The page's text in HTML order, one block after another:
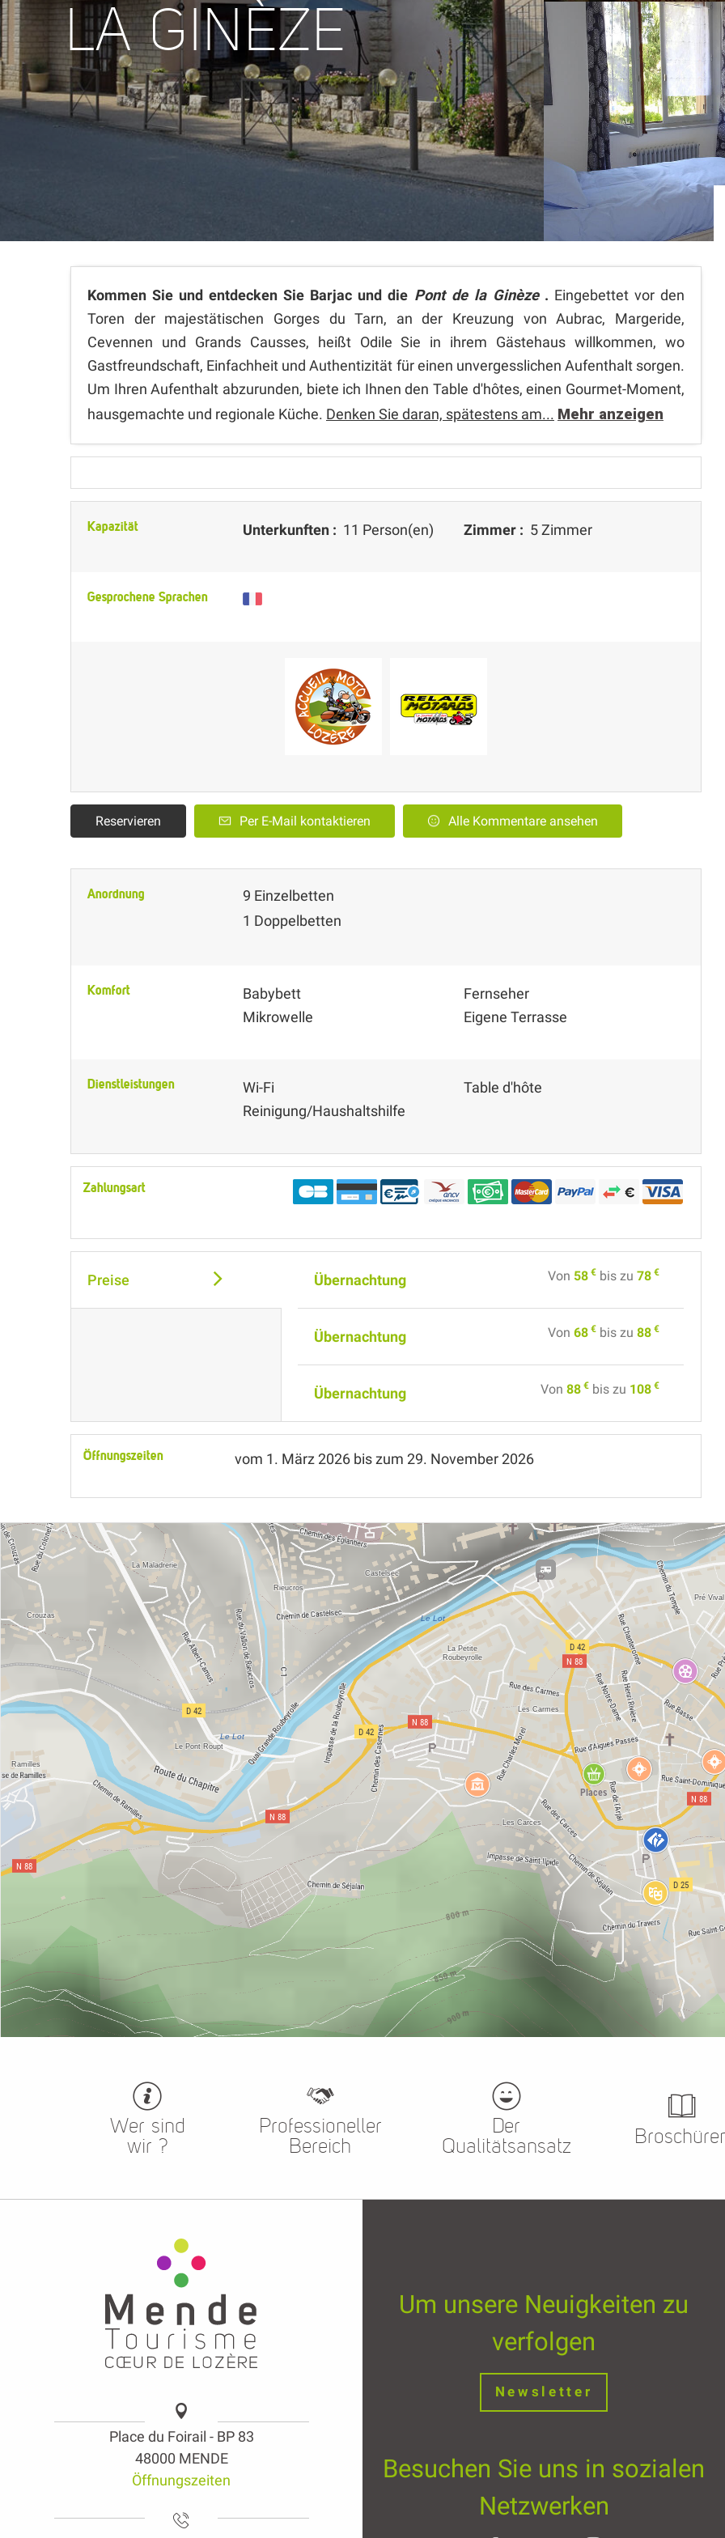
LA GINÈZE
Kommen Sie und entdecken Sie Barjac und die Pont de la Ginèze. Eingebettet vor den
Toren der majestätischen Gorges du Tarn, an der Kreuzung von Aubrac, Margeride,
Cevennen und Grands Causses, heißt Odile Sie in ihrem Gästehaus willkommen, wo
Gastfreundschaft, Einfachheit und Authentizität für einen unvergesslichen Aufenthalt sorgen.
Um Ihren Aufenthalt abzurunden, biete ich Ihnen den Table d'hôtes, einen Gourmet-Moment,
hausgemachte und regionale Küche. Denken Sie daran, spätestens am... Mehr anzeigen
Kapazität Unterkunften : 11 Person(en) Zimmer : 5 Zimmer
Gesprochene Sprachen
Reservieren Per E-Mail kontaktieren Alle Kommentare ansehen
Anordnung 9 Einzelbetten
1 Doppelbetten
Komfort
Babybett
Mikrowelle
Fernseher
Eigene Terrasse
Dienstleistungen
Wi-Fi
Reinigung/Haushaltshilfe
Table d'hôte
Zahlungsart
Preise Übernachtung Von 58 € bis zu78 €
Übernachtung Von68 € bis zu88 €
Übernachtung Von88 € bis zu 108 €
Öffnungszeiten vom 1. März 2026 bis zum 29. November 2026
Wer sind
wir ?
Professioneller
Bereich
Der
Qualitätsansatz
Place du Foirail - BP 83
48000 MENDE
Öffnungszeiten
Um unsere Neuigkeiten zu
verfolgen
Newsletter
Besuchen Sie uns in sozialen
Netzwerken